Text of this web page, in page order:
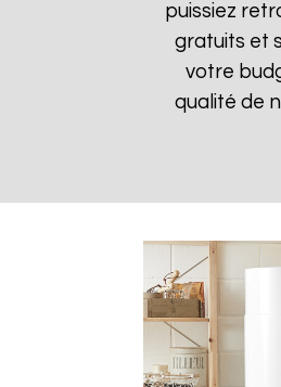
puissiez
gratuits et
votre
qualité de